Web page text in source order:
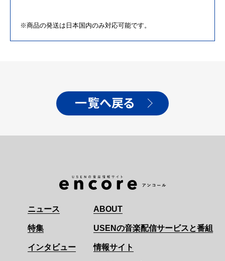
※商品の発送は日本国内のみ対応可能です。
一覧へ戻る
ニュース
特集
インタビュー
ABOUT
USENの音楽配信サービスと番組
情報サイト